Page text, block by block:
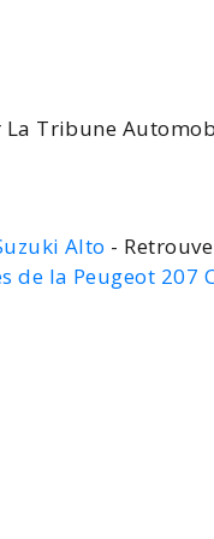
La Tribune
Alto -
de la Peugeot 207